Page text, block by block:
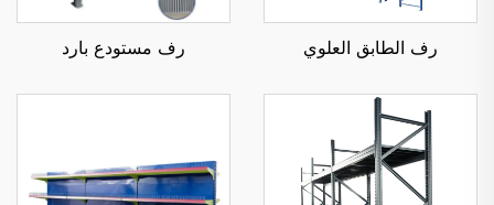
رف الطابق العلوي رف مستودع بارد